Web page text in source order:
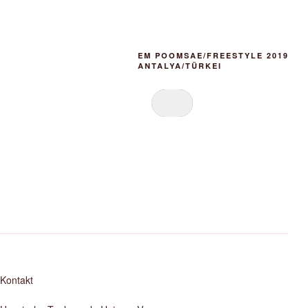
EM POOMSAE/FREESTYLE 2019
ANTALYA/TÜRKEI
Kontakt